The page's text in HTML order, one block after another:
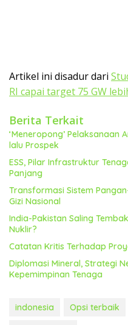
Artikel ini disadur dari
RI capai target 75 GW
Berita Terkait
‘Meneropong’ Pelaksanaan
lalu Prospek
ESS, Pilar Infrastruktur
Panjang
Transformasi Sistem
Gizi Nasional
India-Pakistan Saling
Nuklir?
Catatan Kritis Terhadap
Diplomasi Mineral, Strategi
Kepemimpinan Tenaga
indonesia Opsi terbaik